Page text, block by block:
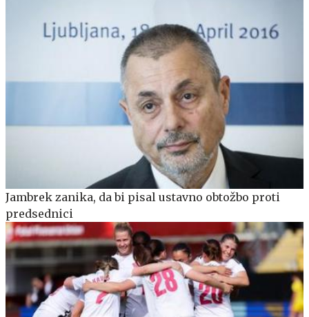
Jambrek zanika, da bi pisal ustavno obtožbo proti
predsednici